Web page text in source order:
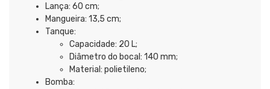
Lança: 60 cm;
Mangueira: 13,5 cm;
Tanque:
Capacidade: 20 L;
Diâmetro do bocal: 140 mm;
Material: polietileno;
Bomba: